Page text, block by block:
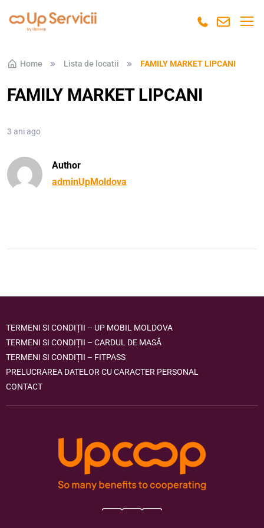
Skip to navigation
Skip to content
Home Lista de locatii FAMILY MARKET LIPCANI
FAMILY MARKET LIPCANI
3 ani ago
Author
adminUpMoldova
TERMENI SI CONDIȚII – UP MOBIL MOLDOVA
TERMENI SI CONDIȚII – CARDUL DE MASĂ
TERMENI SI CONDIȚII – FITPASS
PRELUCRAREA DATELOR CU CARACTER PERSONAL
CONTACT